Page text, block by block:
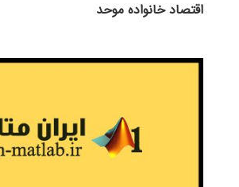
اقتصاد خانواده موحد